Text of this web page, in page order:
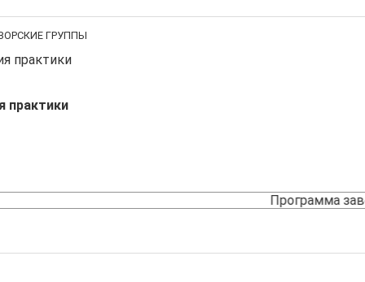
ГРУППЫ
практики
Программа